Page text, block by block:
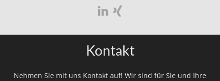
Kontakt
Nehmen Sie mit uns Kontakt auf! Wir sind für Sie und Ihre